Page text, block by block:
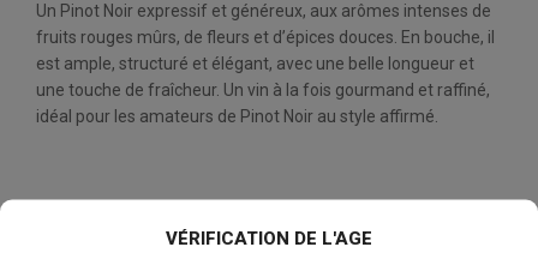
VÉRIFICATION DE L'AGE
Un Pinot Noir expressif et généreux, aux arômes intenses de
fruits rouges mûrs, de fleurs et d’épices douces. En bouche, il
est ample, structuré et élégant, avec une belle longueur et
une touche de fraîcheur. Un vin à la fois gourmand et raffiné,
idéal pour les amateurs de Pinot Noir au style affirmé.